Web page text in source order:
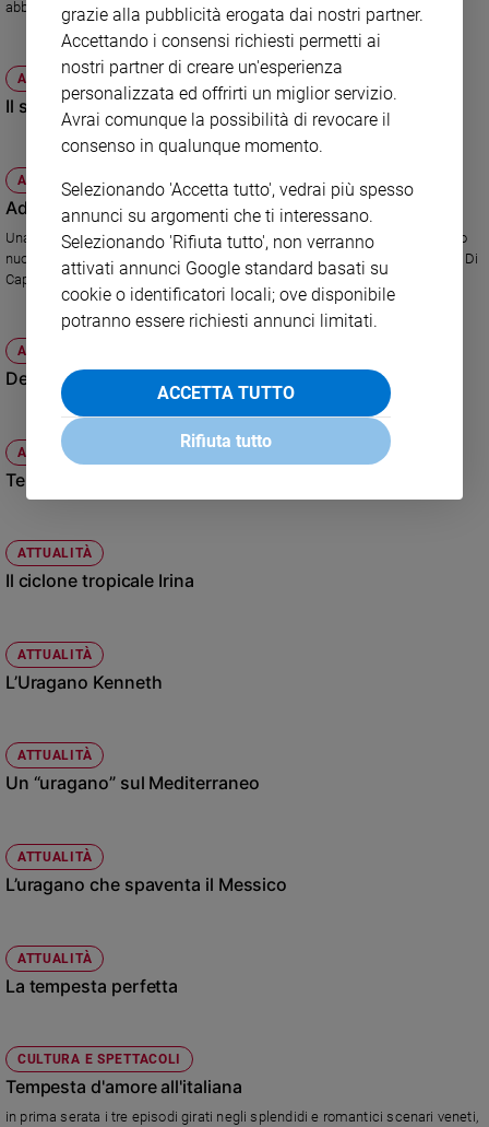
Policy
siamo
Pubblicità
Registrati
Redazione
abbattuto da quell'uragano.
ATTUALITÀ
Il supertifone Sanba
ATTUALITÀ
Adesso Bob Dylan ci porta sul Titanic
Una canzone di 14 minuti sul celebre naufragio racchiude l'anima del suo
nuovo album, "Tempest", in cui cita Al Pacino, John Lennon e... Leonardo Di
Caprio.
ATTUALITÀ
Debby, la tempesta tropicale da record
ATTUALITÀ
Tempesta di Sabbia nella Penisola Arabica
ATTUALITÀ
Il ciclone tropicale Irina
ATTUALITÀ
L’Uragano Kenneth
ATTUALITÀ
Un “uragano” sul Mediterraneo
ATTUALITÀ
L’uragano che spaventa il Messico
ATTUALITÀ
La tempesta perfetta
CULTURA E SPETTACOLI
Tempesta d'amore all'italiana
in prima serata i tre episodi girati negli splendidi e romantici scenari veneti,
grazie alla pubblicità erogata dai nostri partner.
Accettando i consensi richiesti permetti ai
nostri partner di creare un'esperienza
personalizzata ed offrirti un miglior servizio.
Avrai comunque la possibilità di revocare il
consenso in qualunque momento.
Selezionando 'Accetta tutto', vedrai più spesso
annunci su argomenti che ti interessano.
Selezionando 'Rifiuta tutto', non verranno
attivati annunci Google standard basati su
cookie o identificatori locali; ove disponibile
potranno essere richiesti annunci limitati.
ACCETTA TUTTO
Rifiuta tutto